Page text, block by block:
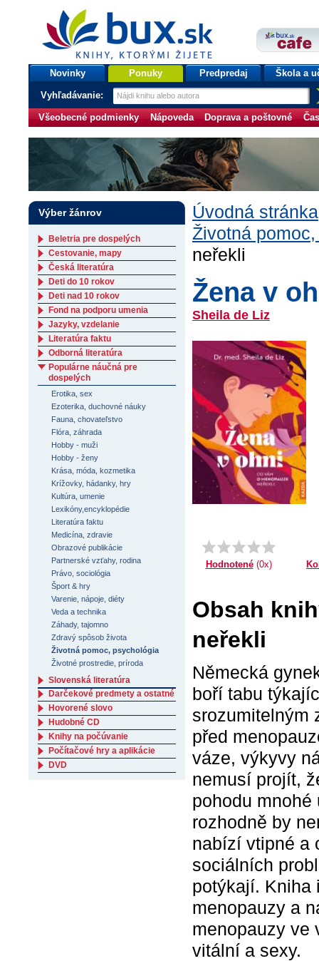
bux.sk
knihy, ktorými žijete
Úvodná stránka
Novinky Ponuky Predpredaj Škola a
Vyhľadávanie:
Všeobecné podmienky Nápoveda Doprava a poštovné
Úvodná stránka
Životná
neřekli
Žena v
Sheila de Liz
Hodnotené(0x)
Obsah
neřekli
Německá
boří tabu
srozumitelným
před
váze, výkyvy
nemusí projít,
pohodu
rozhodně by
nabízí vtipné a
sociálních
potýkají. Kniha
menopauzy a
menopauzy ve
vitální a sexy.
Výber žánrov
Beletria pre dospelých
Cestovanie, mapy
Česká literatúra
Deti do 10 rokov
Deti nad 10 rokov
Fond na podporu umenia
Jazyky, vzdelanie
Literatúra faktu
Odborná literatúra
Populárne náučná pre
dospelých
Erotika, sex
Ezoterika, duchovné náuky
Fauna, chovateľstvo
Flóra, záhrada
Hobby - muži
Hobby - ženy
Krása, móda, kozmetika
Krížovky, hádanky, hry
Kultúra, umenie
Lexikóny,encyklopédie
Literatúra faktu
Medicína, zdravie
Obrazové publikácie
Partnerské vzťahy, rodina
Právo, sociológia
Šport & hry
Varenie, nápoje, diéty
Veda a technika
Záhady, tajomno
Zdravý spôsob života
Životná pomoc, psychológia
Životné prostredie, príroda
Slovenská literatúra
Darčekové predmety a ostatné
Hovorené slovo
Hudobné CD
Knihy na počúvanie
Počítačové hry a aplikácie
DVD